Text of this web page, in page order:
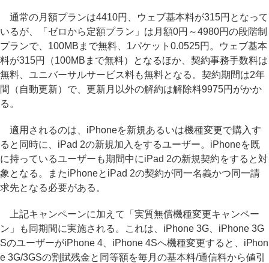
通常の月額プランは4410円、ウェブ基本料が315円となって
いるが、「ゼロから定額プラン」は月額0円～4980円の段階制
プランで、100MBまで無料、1パケット0.0525円。ウェブ基本
料が315円（100MBまで無料）となるほか、契約事務手数料は
無料、ユニバーサルサービス料も無料となる。契約期間は2年
間（自動更新）で、更新月以外の解約は解除料9975円がかか
る。
適用されるのは、iPhoneを新規あるいは機種変更で購入す
ると同時に、iPad 2の新規加入をするユーザー。iPhoneを既
に持っているユーザーも期間中にiPad 2の新規契約をすると対
象となる。またiPhoneとiPad 2の契約が同一名義かつ同一請
求先となる必要がある。
上記キャンペーンに加えて「実質無償機種変更キャンペー
ン」も同期間に実施される。これは、iPhone 3G、iPhone 3G
SのユーザーがiPhone 4、iPhone 4Sへ機種変更すると、iPhon
e 3G/3GSの割賦残金と同等額を毎月の基本料/通信料から値引